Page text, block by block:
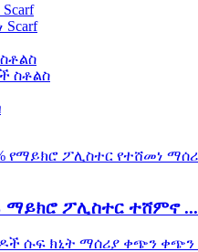
ስቶልስ
ማይክሮ ፖሊስተር ተሸምኖ ...